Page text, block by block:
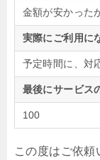
金額が安かった
実際にご利用に
予定時間に、対
最後にサービス
100
この度はご依頼